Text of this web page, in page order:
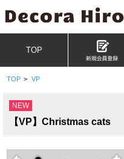
TOP
TOP > VP
NEW
【VP】Christmas cats